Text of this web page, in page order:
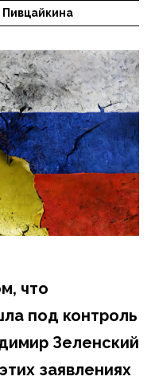
Пивцайкина
что
под контроль
Зеленский
заявлениях